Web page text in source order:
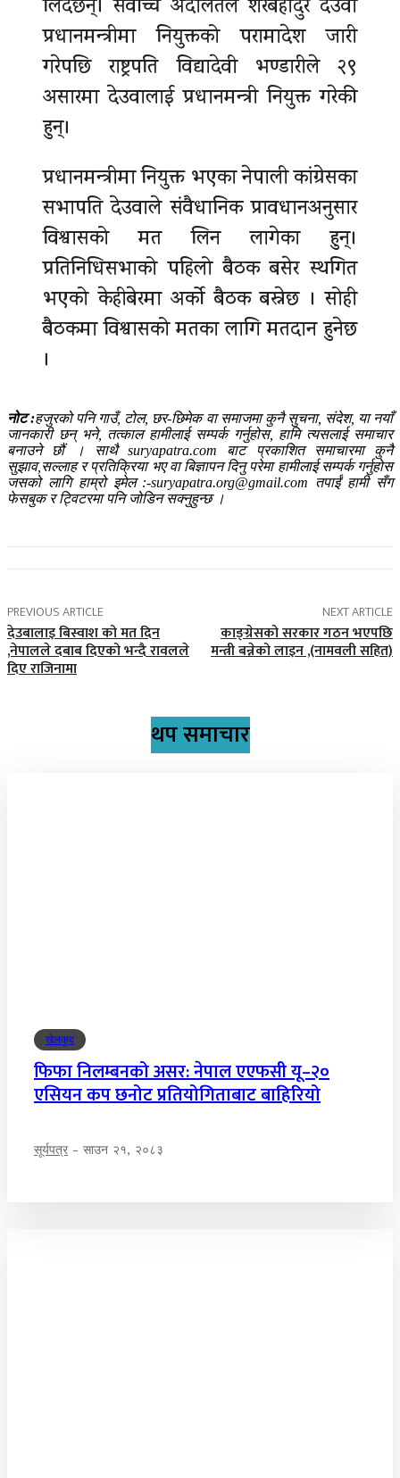
लिदैछन्। सर्वोच्च अदालतले शेरबहादुर देउवा
प्रधानमन्त्रीमा नियुक्तको परामादेश जारी
गरेपछि राष्ट्रपति विद्यादेवी भण्डारीले २९
असारमा देउवालाई प्रधानमन्त्री नियुक्त गरेकी
हुन्।
प्रधानमन्त्रीमा नियुक्त भएका नेपाली कांग्रेसका
सभापति देउवाले संवैधानिक प्रावधानअनुसार
विश्वासको मत लिन लागेका हुन्।
प्रतिनिधिसभाको पहिलो बैठक बसेर स्थगित
भएको केहीबेरमा अर्को बैठक बस्नेछ । सोही
बैठकमा विश्वासको मतका लागि मतदान हुनेछ
।
नोट :हजुरको पनि गाउँ, टोल, छर-छिमेक वा समाजमा कुनै सुचना, संदेश, या नयाँ
जानकारी छन् भने, तत्काल हामीलाई सम्पर्क गर्नुहोस, हामि त्यसलाई समाचार
बनाउने छौं । साथै suryapatra.com बाट प्रकाशित समाचारमा कुनै
सुझाव,सल्लाह र प्रतिक्रिया भए वा बिज्ञापन दिनु परेमा हामीलाई सम्पर्क गर्नुहोस
जसको लागि हाम्रो इमेल :-suryapatra.org@gmail.com तपाईं हामी सँग
फेसबुक र ट्विटरमा पनि जोडिन सक्नुहुन्छ ।
PREVIOUS ARTICLE
देउबालाइ बिस्वाश को मत दिन
,नेपालले दबाब दिएको भन्दै रावलले
दिए राजिनामा
NEXT ARTICLE
काङ्ग्रेसको सरकार गठन भएपछि
मन्त्री बन्नेको लाइन ,(नामवली सहित)
थप समाचार
खेलकुद
फिफा निलम्बनको असर: नेपाल एएफसी यू–२०
एसियन कप छनोट प्रतियोगिताबाट बाहिरियो
सूर्यपत्र - साउन २१, २०८३